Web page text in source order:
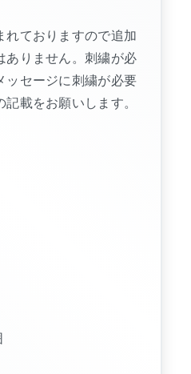
れておりますので追加
ありません。刺繍が必
ッセージに刺繍が必要
載をお願いします。